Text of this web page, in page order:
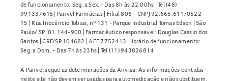
de funcionamento: Seg. a Sex. - Das 8h às 22:00hs | Tel (48)
991337615| Panvel Farmácias | Filial 806 – CNPJ 92.665.611/0522-
15 | Rua Inocêncio Tobias, nº 131 - Parque Industrial Tomas Edson | São
Paulo/ SP |01.144-900 | Farmacêutico responsável: Douglas Cassin dos
Santos | CRF/SP 104682 | AFE 7752413 |Horário de funcionamento:
Seg. a Dom. - Das 7h às 23hs | Tel (11) 943826814
A Panvel segue as determinações da Anvisa. As informações contidas
neste site não devem ser usadas para automedicação e não substituem,